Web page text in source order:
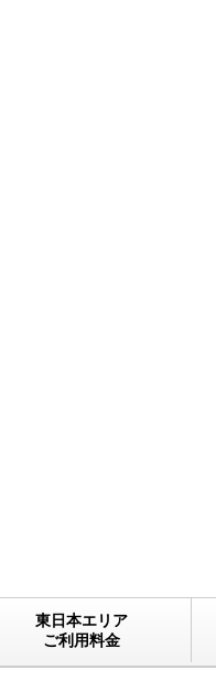
東日本エリア
ご利用料金